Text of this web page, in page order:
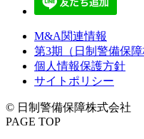
M&A関連情報
第3期（日制警備保
個人情報保護方針
サイトポリシー
© 日制警備保障株式会社
PAGE TOP